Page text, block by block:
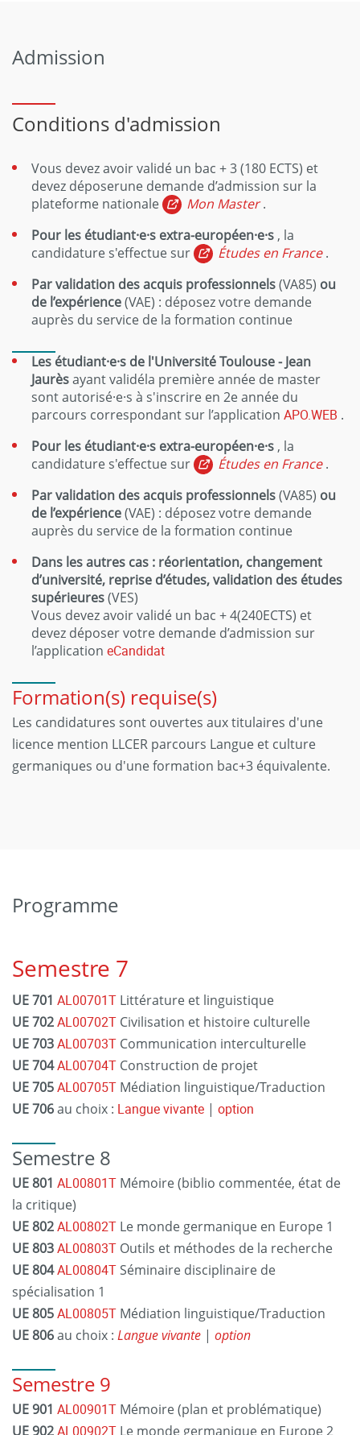
Admission
Conditions d'admission
Vous devez avoir validé un bac + 3 (180 ECTS) et
devez déposerune demande d’admission sur la
plateforme nationale
Mon Master.
Pour les étudiant·e·s extra-européen·e·s , la
candidature s'effectue sur
Études en France.
Par validation des acquis professionnels(VA85) ou
de l’expérience(VAE) : déposez votre demande
auprès du service de la formation continue
Les étudiant·e·s de l'Université Toulouse - Jean
Jaurèsayant validéla première année de master
sont autorisé·e·s à s'inscrire en 2e année du
parcours correspondant sur l’application APO.WEB .
Pour les étudiant·e·s extra-européen·e·s , la
candidature s'effectue sur
Études en France.
Par validation des acquis professionnels(VA85) ou
de l’expérience(VAE) : déposez votre demande
auprès du service de la formation continue
Dans les autres cas : réorientation, changement
d’université, reprise d’études, validation des études
supérieures(VES)
Vous devez avoir validé un bac + 4(240ECTS) et
devez déposer votre demande d’admission sur
l’application eCandidat
Formation(s) requise(s)
Les candidatures sont ouvertes aux titulaires d'une
licence mention LLCER parcours Langue et culture
germaniques ou d'une formation bac+3 équivalente.
Programme
Semestre 7
UE 701 AL00701T Littérature et linguistique
UE 702AL00702T Civilisation et histoire culturelle
UE 703AL00703T Communication interculturelle
UE 704AL00704T Construction de projet
UE 705AL00705T Médiation linguistique/Traduction
UE 706au choix : Langue vivante | option
Semestre 8
UE 801 AL00801T Mémoire (biblio commentée, état de
la critique)
UE 802AL00802T Le monde germanique en Europe 1
UE 803AL00803T Outils et méthodes de la recherche
UE 804AL00804TSéminaire disciplinaire de
spécialisation 1
UE 805AL00805T Médiation linguistique/Traduction
UE 806au choix : Langue vivante | option
Semestre 9
UE 901 AL00901T Mémoire (plan et problématique)
UE 902AL00902T Le monde germanique en Europe 2